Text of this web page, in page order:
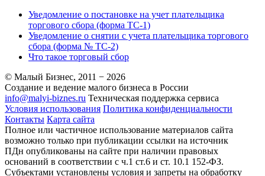
Уведомление о постановке на учет плательщика
торгового сбора (форма ТС-1)
Уведомление о снятии с учета плательщика торгового
сбора (форма № ТС-2)
Что такое торговый сбор
© Малый Бизнес, 2011 − 2026
Создание и ведение малого бизнеса в России
info@malyi-biznes.ru Техническая поддержка сервиса
Условия использования Политика конфиденциальности
Контакты Карта сайта
Полное или частичное использование материалов сайта
возможно только при публикации ссылки на источник
ПДн опубликованы на сайте при наличии правовых
оснований в соответствии с ч.1 ст.6 и ст. 10.1 152-ФЗ.
Субъектами установлены условия и запреты на обработку